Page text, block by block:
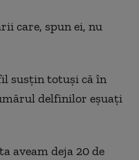
care, spun ei, nu
susţin totuşi că în
delfinilor eşuaţi
aveam deja 20 de